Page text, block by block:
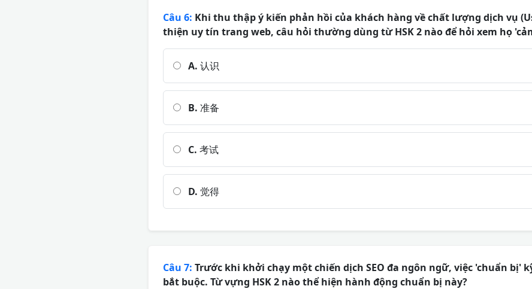
Câu 6: Khi thu thập ý kiến phản hồi của khách hàng về chất lượng dịch vụ
thiện uy tín trang web, câu hỏi thường dùng từ HSK 2 nào để hỏi xem họ
A. 认识
B. 准备
C. 考试
D. 觉得
Câu 7: Trước khi khởi chạy một chiến dịch SEO đa ngôn ngữ, việc 'chuẩn bị'
bắt buộc. Từ vựng HSK 2 nào thể hiện hành động chuẩn bị này?